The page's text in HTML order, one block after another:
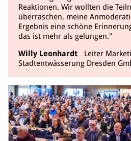
Reaktionen. Wir wollten die
überraschen, meine
Ergebnis eine schöne
das ist mehr als gelungen."
Willy Leonhardt Leiter
Stadtentwässerung Dresden